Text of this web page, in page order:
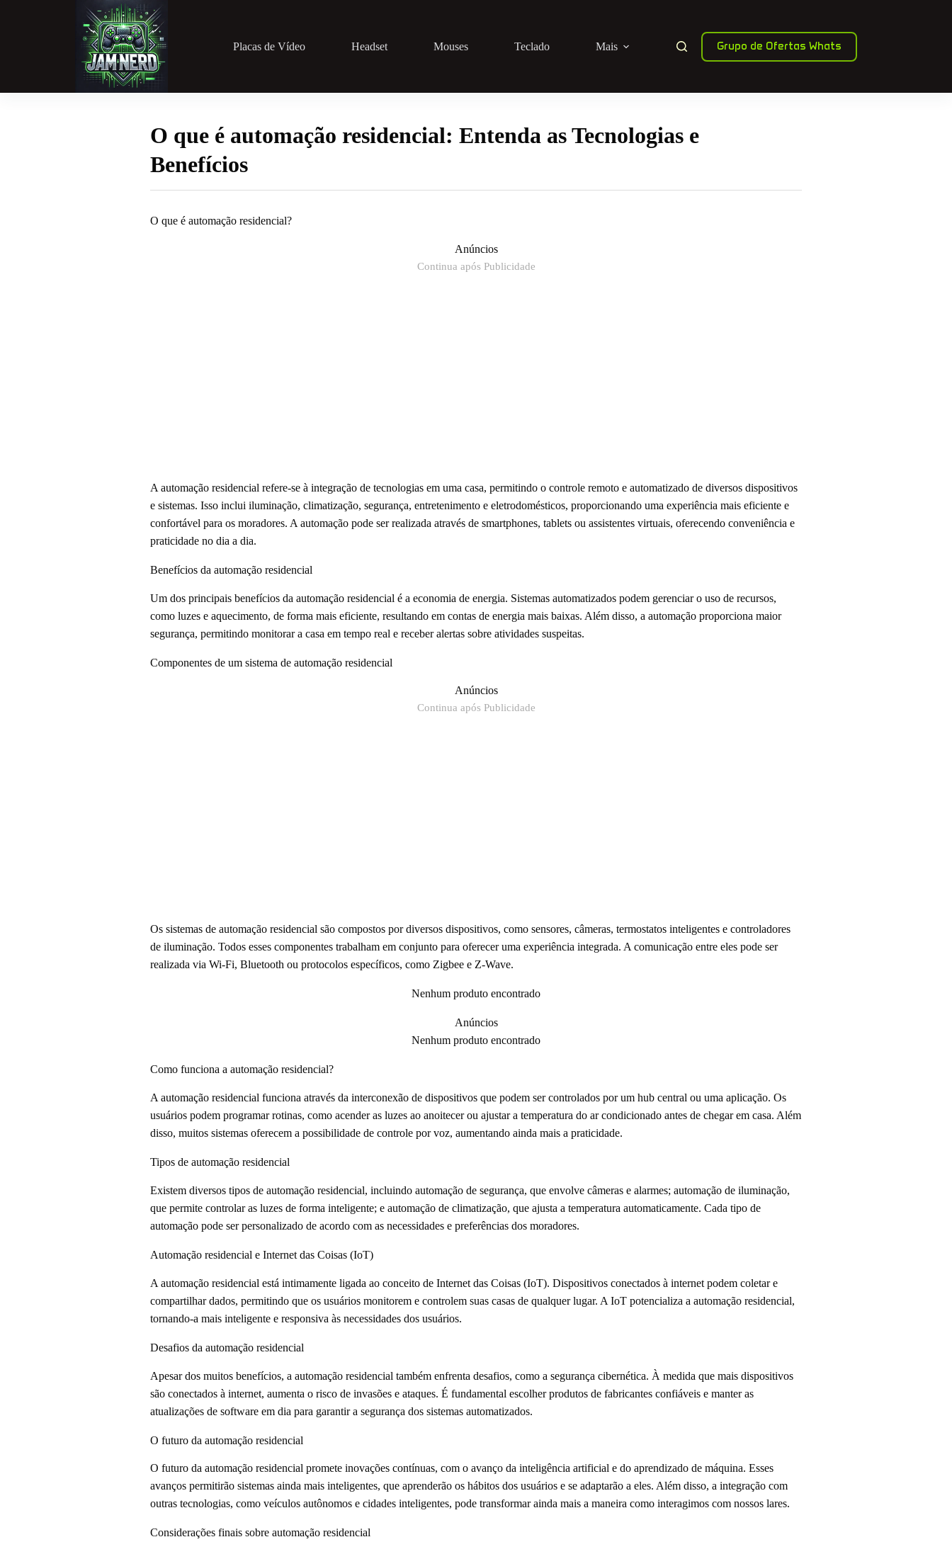
Placas de Vídeo Headset Mouses Teclado Mais Grupo de Ofertas Whats
O que é automação residencial: Entenda as Tecnologias e
Benefícios
O que é automação residencial?
Anúncios
Continua após Publicidade
A automação residencial refere-se à integração de tecnologias em uma casa, permitindo o controle remoto e automatizado de diversos dispositivos
e sistemas. Isso inclui iluminação, climatização, segurança, entretenimento e eletrodomésticos, proporcionando uma experiência mais eficiente e
confortável para os moradores. A automação pode ser realizada através de smartphones, tablets ou assistentes virtuais, oferecendo conveniência e
praticidade no dia a dia.
Benefícios da automação residencial
Um dos principais benefícios da automação residencial é a economia de energia. Sistemas automatizados podem gerenciar o uso de recursos,
como luzes e aquecimento, de forma mais eficiente, resultando em contas de energia mais baixas. Além disso, a automação proporciona maior
segurança, permitindo monitorar a casa em tempo real e receber alertas sobre atividades suspeitas.
Componentes de um sistema de automação residencial
Anúncios
Continua após Publicidade
Os sistemas de automação residencial são compostos por diversos dispositivos, como sensores, câmeras, termostatos inteligentes e controladores
de iluminação. Todos esses componentes trabalham em conjunto para oferecer uma experiência integrada. A comunicação entre eles pode ser
realizada via Wi-Fi, Bluetooth ou protocolos específicos, como Zigbee e Z-Wave.
Nenhum produto encontrado
Anúncios
Nenhum produto encontrado
Como funciona a automação residencial?
A automação residencial funciona através da interconexão de dispositivos que podem ser controlados por um hub central ou uma aplicação. Os
usuários podem programar rotinas, como acender as luzes ao anoitecer ou ajustar a temperatura do ar condicionado antes de chegar em casa. Além
disso, muitos sistemas oferecem a possibilidade de controle por voz, aumentando ainda mais a praticidade.
Tipos de automação residencial
Existem diversos tipos de automação residencial, incluindo automação de segurança, que envolve câmeras e alarmes; automação de iluminação,
que permite controlar as luzes de forma inteligente; e automação de climatização, que ajusta a temperatura automaticamente. Cada tipo de
automação pode ser personalizado de acordo com as necessidades e preferências dos moradores.
Automação residencial e Internet das Coisas (IoT)
A automação residencial está intimamente ligada ao conceito de Internet das Coisas (IoT). Dispositivos conectados à internet podem coletar e
compartilhar dados, permitindo que os usuários monitorem e controlem suas casas de qualquer lugar. A IoT potencializa a automação residencial,
tornando-a mais inteligente e responsiva às necessidades dos usuários.
Desafios da automação residencial
Apesar dos muitos benefícios, a automação residencial também enfrenta desafios, como a segurança cibernética. À medida que mais dispositivos
são conectados à internet, aumenta o risco de invasões e ataques. É fundamental escolher produtos de fabricantes confiáveis e manter as
atualizações de software em dia para garantir a segurança dos sistemas automatizados.
O futuro da automação residencial
O futuro da automação residencial promete inovações contínuas, com o avanço da inteligência artificial e do aprendizado de máquina. Esses
avanços permitirão sistemas ainda mais inteligentes, que aprenderão os hábitos dos usuários e se adaptarão a eles. Além disso, a integração com
outras tecnologias, como veículos autônomos e cidades inteligentes, pode transformar ainda mais a maneira como interagimos com nossos lares.
Considerações finais sobre automação residencial